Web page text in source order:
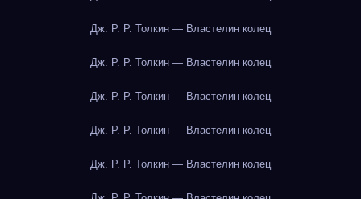
Дж. Р. Р. Толкин — Властелин колец
Дж. Р. Р. Толкин — Властелин колец
Дж. Р. Р. Толкин — Властелин колец
Дж. Р. Р. Толкин — Властелин колец
Дж. Р. Р. Толкин — Властелин колец